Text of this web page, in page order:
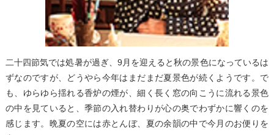
二十四節気では処暑が過ぎ、9月を迎えると秋の景色になっているは
ずなのですが、どうやら今年はまだまだ夏景色が続くようです。で
も、ゆらゆら揺れる香炉の煙が、細く長く窓の向こうに流れる景色
の中を見ていると、季節の入れ替わりが心の奥でわずかに響くのを
感じます。晩夏の空には赤とんぼ、夏の余韻の中で今月のお便りを